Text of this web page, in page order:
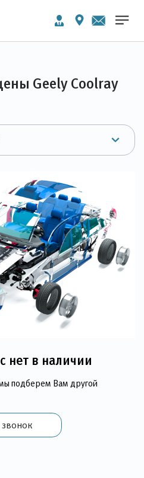
Geely Coolray
нет в наличии
подберем Вам другой